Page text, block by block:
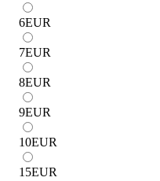
6EUR
7EUR
8EUR
9EUR
10EUR
15EUR